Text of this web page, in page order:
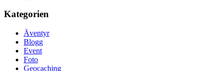
Kategorien
Äventyr
Blogg
Event
Foto
Geocaching